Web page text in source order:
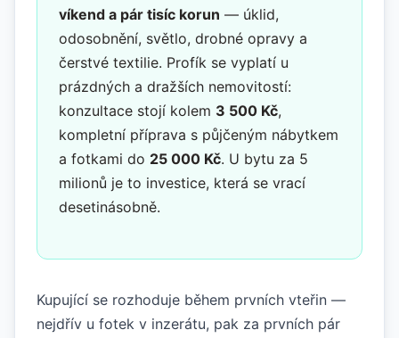
víkend a pár tisíc korun — úklid,
odosobnění, světlo, drobné opravy a
čerstvé textilie. Profík se vyplatí u
prázdných a dražších nemovitostí:
konzultace stojí kolem 3 500 Kč,
kompletní příprava s půjčeným nábytkem
a fotkami do 25 000 Kč. U bytu za 5
milionů je to investice, která se vrací
desetinásobně.
Kupující se rozhoduje během prvních vteřin —
nejdřív u fotek v inzerátu, pak za prvních pár